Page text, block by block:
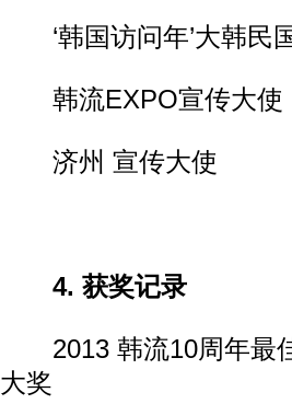
‘韩国访问年’大韩民
韩流EXPO宣传大使
济州 宣传大使
4. 获奖记录
2013 韩流10周年最
大奖